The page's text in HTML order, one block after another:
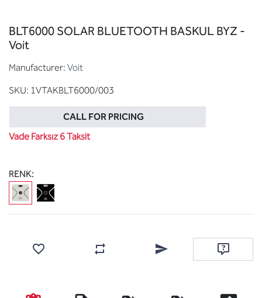
BLT6000 SOLAR BLUETOOTH BASKUL BYZ -
Voit
Manufacturer: Voit
SKU: 1VTAKBLT6000/003
CALL FOR PRICING
Vade Farksız 6 Taksit
RENK:
Add to wishlist Add to compare listEmail a friend Ask